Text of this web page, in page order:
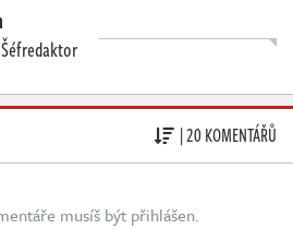
| 20 KOMENTÁŘŮ
musíš být přihlášen.